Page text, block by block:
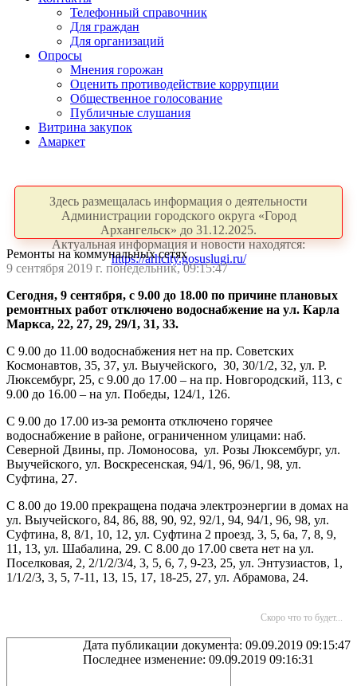
Телефонный справочник
Для граждан
Для организаций
Опросы
Мнения горожан
Оценить противодействие коррупции
Общественное голосование
Публичные слушания
Витрина закупок
Амаркет
Здесь размещалась информация о деятельности
Администрации городского округа «Город
Архангельск» до 31.12.2025.
Актуальная информация и новости находятся:
https://arhcity.gosuslugi.ru/
Ремонты на коммунальных сетях
9 сентября 2019 г. понедельник, 09:15:47
Сегодня, 9 сентября, с 9.00 до 18.00 по причине плановых
ремонтных работ отключено водоснабжение на ул. Карла
Маркса, 22, 27, 29, 29/1, 31, 33.
С 9.00 до 11.00 водоснабжения нет на пр. Советских
Космонавтов, 35, 37, ул. Выучейского, 30, 30/1/2, 32, ул. Р.
Люксембург, 25, с 9.00 до 17.00 – на пр. Новгородский, 113, с
9.00 до 16.00 – на ул. Победы, 124/1, 126.
С 9.00 до 17.00 из-за ремонта отключено горячее
водоснабжение в районе, ограниченном улицами: наб.
Северной Двины, пр. Ломоносова, ул. Розы Люксембург, ул.
Выучейского, ул. Воскресенская, 94/1, 96, 96/1, 98, ул.
Суфтина, 27.
С 8.00 до 19.00 прекращена подача электроэнергии в домах на
ул. Выучейского, 84, 86, 88, 90, 92, 92/1, 94, 94/1, 96, 98, ул.
Суфтина, 8, 8/1, 10, 12, ул. Суфтина 2 проезд, 3, 5, 6а, 7, 8, 9,
11, 13, ул. Шабалина, 29. С 8.00 до 17.00 света нет на ул.
Поселковая, 2, 2/1/2/3/4, 3, 5, 6, 7, 9-23, 25, ул. Энтузиастов, 1,
1/1/2/3, 3, 5, 7-11, 13, 15, 17, 18-25, 27, ул. Абрамова, 24.
Скоро что то будет...
Дата публикации документа: 09.09.2019 09:15:47
Последнее изменение: 09.09.2019 09:16:31